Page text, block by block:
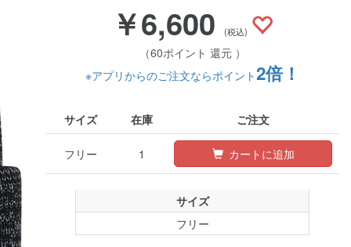
￥6,600 (税込)
（60ポイント 還元 ）
※アプリからのご注文ならポイント2倍！
サイズ 在庫 ご注文
フリー 1 カートに追加
サイズ
フリー